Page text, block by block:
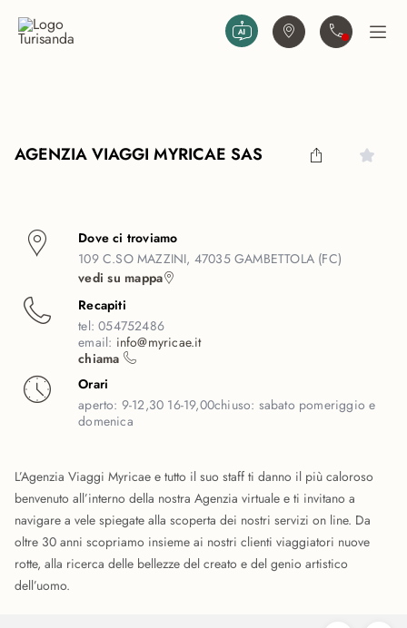
Trova agenziaContattaciApri
AGENZIA VIAGGI MYRICAE SAS
Dove ci troviamo
109 C.SO MAZZINI, 47035 GAMBETTOLA (FC)
vedi su mappa
Recapiti
tel:054752486
email: info@myricae.it
chiama
Orari
aperto: 9-12,30 16-19,00chiuso: sabato pomeriggio e
domenica
L’Agenzia Viaggi Myricae e tutto il suo staff ti danno il più caloroso
benvenuto all’interno della nostra Agenzia virtuale e ti invitano a
navigare a vele spiegate alla scoperta dei nostri servizi on line. Da
oltre 30 anni scopriamo insieme ai nostri clienti viaggiatori nuove
rotte, alla ricerca delle bellezze del creato e del genio artistico
dell’uomo.